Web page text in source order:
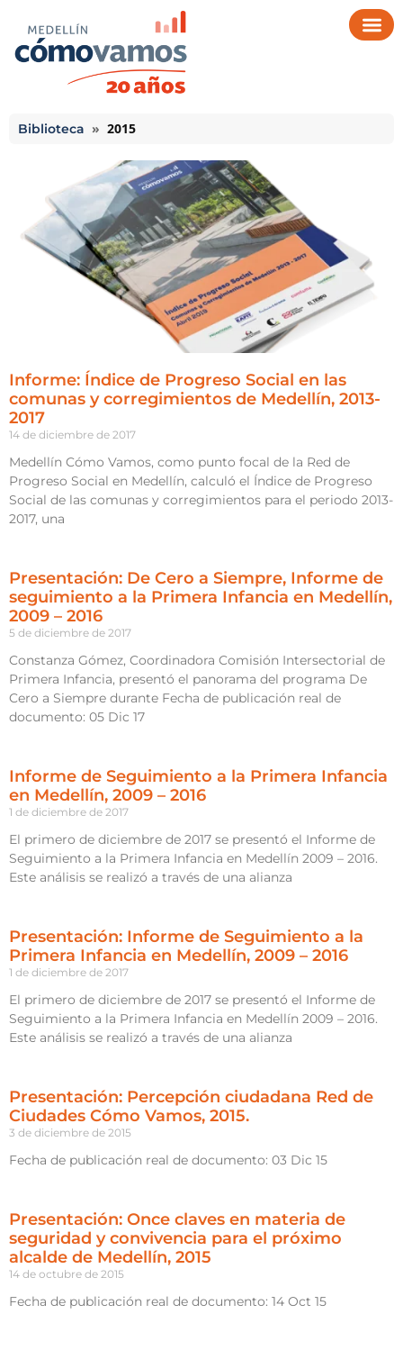
Biblioteca » 2015
Informe: Índice de Progreso Social en las
comunas y corregimientos de Medellín, 2013-
2017
14 de diciembre de 2017
Medellín Cómo Vamos, como punto focal de la Red de
Progreso Social en Medellín, calculó el Índice de Progreso
Social de las comunas y corregimientos para el periodo 2013-
2017, una
Presentación: De Cero a Siempre, Informe de
seguimiento a la Primera Infancia en Medellín,
2009 – 2016
5 de diciembre de 2017
Constanza Gómez, Coordinadora Comisión Intersectorial de
Primera Infancia, presentó el panorama del programa De
Cero a Siempre durante Fecha de publicación real de
documento: 05 Dic 17
Informe de Seguimiento a la Primera Infancia
en Medellín, 2009 – 2016
1 de diciembre de 2017
El primero de diciembre de 2017 se presentó el Informe de
Seguimiento a la Primera Infancia en Medellín 2009 – 2016.
Este análisis se realizó a través de una alianza
Presentación: Informe de Seguimiento a la
Primera Infancia en Medellín, 2009 – 2016
1 de diciembre de 2017
El primero de diciembre de 2017 se presentó el Informe de
Seguimiento a la Primera Infancia en Medellín 2009 – 2016.
Este análisis se realizó a través de una alianza
Presentación: Percepción ciudadana Red de
Ciudades Cómo Vamos, 2015.
3 de diciembre de 2015
Fecha de publicación real de documento: 03 Dic 15
Presentación: Once claves en materia de
seguridad y convivencia para el próximo
alcalde de Medellín, 2015
14 de octubre de 2015
Fecha de publicación real de documento: 14 Oct 15